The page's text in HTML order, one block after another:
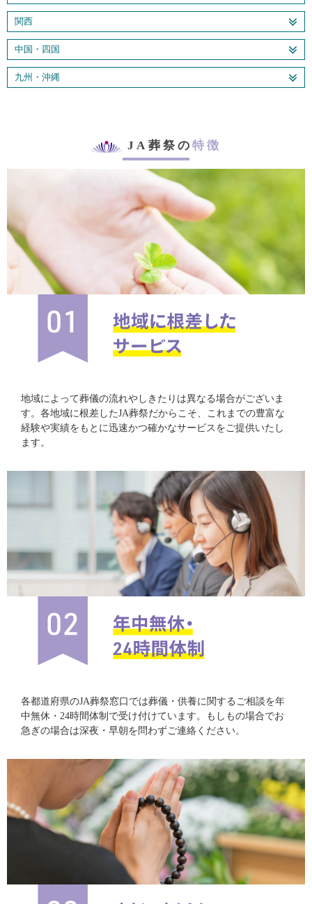
関西
中国・四国
九州・沖縄
JA葬祭の特徴
地域によって葬儀の流れやしきたりは異なる場合がございま
す。各地域に根差したJA葬祭だからこそ、これまでの豊富な
経験や実績をもとに迅速かつ確かなサービスをご提供いたし
ます。
各都道府県のJA葬祭窓口では葬儀・供養に関するご相談を年
中無休・24時間体制で受け付けています。もしもの場合でお
急ぎの場合は深夜・早朝を問わずご連絡ください。